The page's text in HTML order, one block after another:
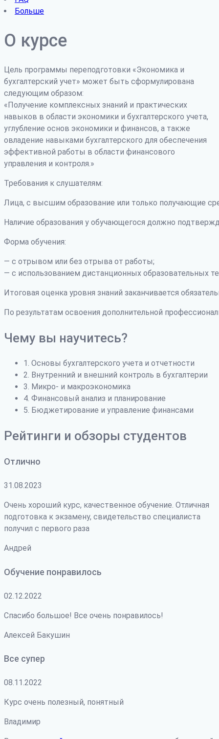
Больше
О курсе
Цель программы переподготовки «Экономика и
бухгалтерский учет» может быть сформулирована
следующим образом:
«Получение комплексных знаний и практических
навыков в области экономики и бухгалтерского учета,
углубление основ экономики и финансов, а также
овладение навыками бухгалтерского для обеспечения
эффективной работы в области финансового
управления и контроля.»
Требования к слушателям:
Лица, с высшим образование или только получающие
Наличие образования у обучающегося должно
Форма обучения:
— с отрывом или без отрыва от работы;
— с использованием дистанционных образовательных
Итоговая оценка уровня знаний заканчивается
По результатам освоения дополнительной
Чему вы научитесь?
1. Основы бухгалтерского учета и отчетности
2. Внутренний и внешний контроль в бухгалтерии
3. Микро- и макроэкономика
4. Финансовый анализ и планирование
5. Бюджетирование и управление финансами
Рейтинги и обзоры студентов
Отлично
31.08.2023
Очень хороший курс, качественное обучение. Отличная
подготовка к экзамену, свидетельство специалиста
получил с первого раза
Андрей
Обучение понравилось
02.12.2022
Спасибо большое! Все очень понравилось!
Алексей Бакушин
Все супер
08.11.2022
Курс очень полезный, понятный
Владимир